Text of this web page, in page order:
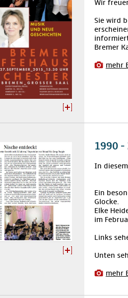
Wir
Sie wird
Bremer
mehr
1990 -
In
Ein
Glocke.
Elke
im
Links
Unten
mehr